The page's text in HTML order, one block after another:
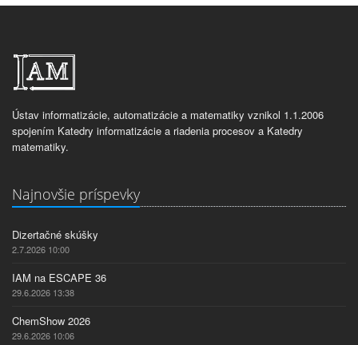
Ústav informatizácie, automatizácie a matematiky vznikol 1.1.2006
spojením Katedry informatizácie a riadenia procesov a Katedry
matematiky.
Najnovšie príspevky
Dizertačné skúšky
2.7.2026 10:00
IAM na ESCAPE 36
29.6.2026 13:38
ChemShow 2026
29.6.2026 10:06